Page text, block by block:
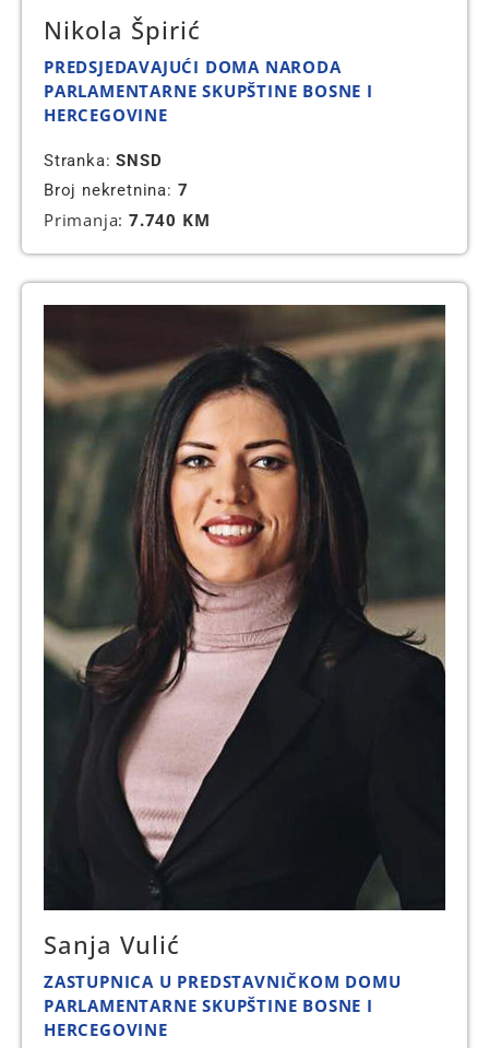
Nikola Špirić
PREDSJEDAVAJUĆI DOMA NARODA
PARLAMENTARNE SKUPŠTINE BOSNE I
HERCEGOVINE
Stranka:SNSD
Broj nekretnina: 7
Primanja: 7.740 KM
Sanja Vulić
ZASTUPNICA U PREDSTAVNIČKOM DOMU
PARLAMENTARNE SKUPŠTINE BOSNE I
HERCEGOVINE